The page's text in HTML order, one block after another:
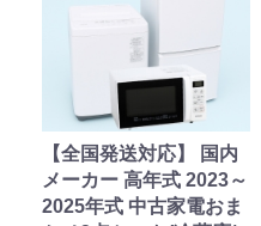
【全国発送対応】 国内
メーカー 高年式 2023～
2025年式 中古家電おま